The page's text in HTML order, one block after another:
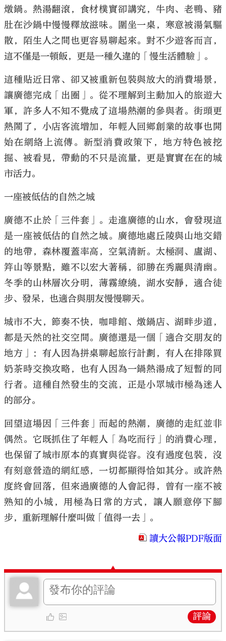
燉鍋。熱湯翻滾，食材樸實卻講究，牛肉、老鴨、豬
肚在沙鍋中慢慢釋放滋味。圍坐一桌，寒意被湯氣驅
散，陌生人之間也更容易聊起來。對不少遊客而言，
這不僅是一頓飯，更是一種久違的「慢生活體驗」。
這種貼近日常、卻又被重新包裝與放大的消費場景，
讓廣德完成「出圈」。從不理解到主動加入的旅遊大
軍，許多人不知不覺成了這場熱潮的參與者。街頭更
熱鬧了，小店客流增加，年輕人回鄉創業的故事也開
始在網絡上流傳。新型消費政策下，地方特色被挖
掘、被看見，帶動的不只是流量，更是實實在在的城
市活力。
一座被低估的自然之城
廣德不止於「三件套」。走進廣德的山水，會發現這
是一座被低估的自然之城。廣德地處丘陵與山地交錯
的地帶，森林覆蓋率高，空氣清新。太極洞、盧湖、
筓山等景點，雖不以宏大著稱，卻勝在秀麗與清幽。
冬季的山林層次分明，薄霧繚繞，湖水安靜，適合徒
步、發呆，也適合與朋友慢慢聊天。
城市不大，節奏不快，咖啡館、燉鍋店、湖畔步道，
都是天然的社交空間。廣德還是一個「適合交朋友的
地方」：有人因為拼桌聊起旅行計劃，有人在排隊買
奶茶時交換攻略，也有人因為一鍋熱湯成了短暫的同
行者。這種自然發生的交流，正是小眾城市極為迷人
的部分。
回望這場因「三件套」而起的熱潮，廣德的走紅並非
偶然。它既抓住了年輕人「為吃而行」的消費心理，
也保留了城市原本的真實與從容。沒有過度包裝，沒
有刻意營造的網紅感，一切都顯得恰如其分。或許熱
度終會回落，但來過廣德的人會記得，曾有一座不被
熟知的小城，用極為日常的方式，讓人願意停下腳
步，重新理解什麼叫做「值得一去」。
讀大公報PDF版面
評論